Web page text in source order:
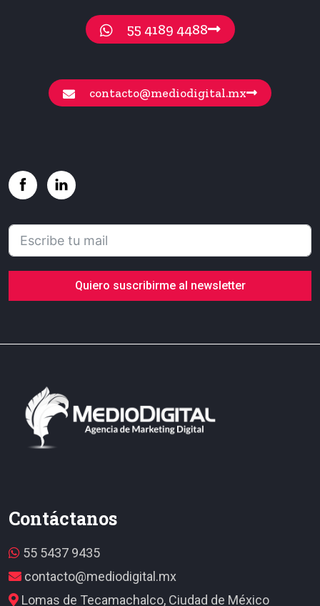
55 4189 4488
contacto@mediodigital.mx
Quiero suscribirme al newsletter
Contáctanos
55 5437 9435
contacto@mediodigital.mx
Lomas de Tecamachalco, Ciudad de México